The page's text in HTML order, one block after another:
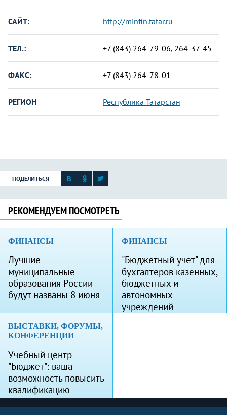
САЙТ: http://minfin.tatar.ru
ТЕЛ.: +7 (843) 264-79-06, 264-37-45
ФАКС: +7 (843) 264-78-01
РЕГИОН Республика Татарстан
ПОДЕЛИТЬСЯ
РЕКОМЕНДУЕМ ПОСМОТРЕТЬ
ФИНАНСЫ
Лучшие
муниципальные
образования России
будут названы 8 июня
ФИНАНСЫ
"Бюджетный учет" для
бухгалтеров казенных,
бюджетных и
автономных
учреждений
ВЫСТАВКИ, ФОРУМЫ,
КОНФЕРЕНЦИИ
Учебный центр
"Бюджет": ваша
возможность повысить
квалификацию